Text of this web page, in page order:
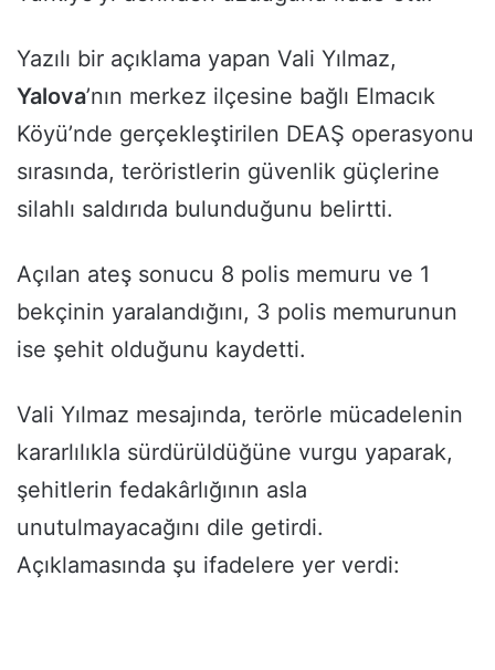
Yazılı bir açıklama yapan Vali Yılmaz,
Yalova’nın merkez ilçesine bağlı Elmacık
Köyü’nde gerçekleştirilen DEAŞ operasyonu
sırasında, teröristlerin güvenlik güçlerine
silahlı saldırıda bulunduğunu belirtti.
Açılan ateş sonucu 8 polis memuru ve 1
bekçinin yaralandığını, 3 polis memurunun
ise şehit olduğunu kaydetti.
Vali Yılmaz mesajında, terörle mücadelenin
kararlılıkla sürdürüldüğüne vurgu yaparak,
şehitlerin fedakârlığının asla
unutulmayacağını dile getirdi.
Açıklamasında şu ifadelere yer verdi: